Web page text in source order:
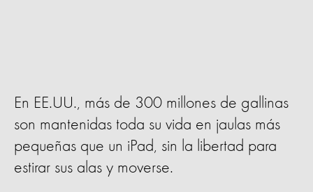
En EE.UU., más de 300 millones de gallinas
son mantenidas toda su vida en jaulas más
pequeñas que un iPad, sin la libertad para
estirar sus alas y moverse.